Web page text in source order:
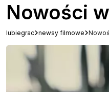
Nowości
lubiegrac newsy filmowe